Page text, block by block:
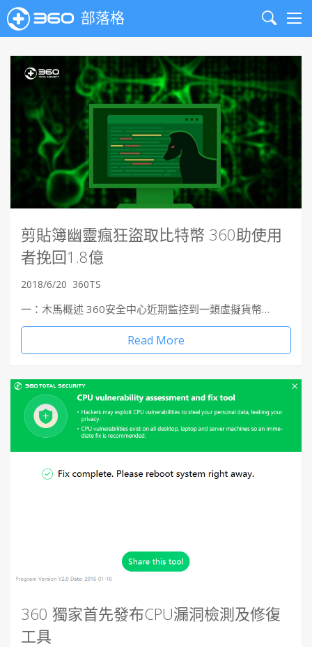
部落格
Search
剪貼簿幽靈瘋狂盜取比特幣 360助使用
者挽回1.8億
2018/6/20 360TS
一：木馬概述 360安全中心近期監控到一類虛擬貨幣…
Read More
360 獨家首先發布CPU漏洞檢測及修復
工具